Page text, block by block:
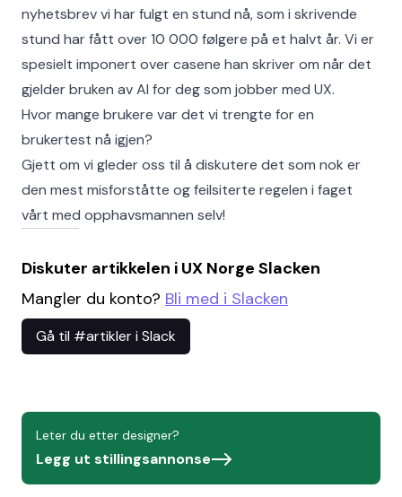
nyhetsbrev vi har fulgt en stund nå, som i skrivende
stund har fått over 10 000 følgere på et halvt år. Vi er
spesielt imponert over casene han skriver om når det
gjelder bruken av AI for deg som jobber med UX.
Hvor mange brukere var det vi trengte for en
brukertest nå igjen?
Gjett om vi gleder oss til å diskutere det som nok er
den mest misforståtte og feilsiterte regelen i faget
vårt med opphavsmannen selv!
Diskuter artikkelen i UX Norge Slacken
Mangler du konto? Bli med i Slacken
Gå til #artikler i Slack
Leter du etter designer?
Legg ut stillingsannonse